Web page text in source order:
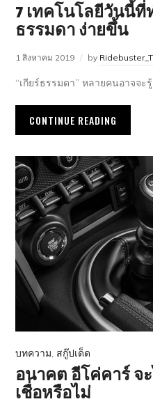
7 เทคโนโลยีวันนี้
ธรรมดา ง่ายขึ้น
1 สิงหาคม 2019 by
“เกียร์ธรรมดา” หลายคนอาจจะ
CONTINUE READING
บทความ สกู๊ปเด็ด
อนาคต อีโค่คาร์ จ
เชื่อหรือไม่